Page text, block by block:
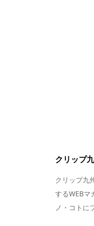
クリップ
クリップ九
するWEBマ
ノ・コトに